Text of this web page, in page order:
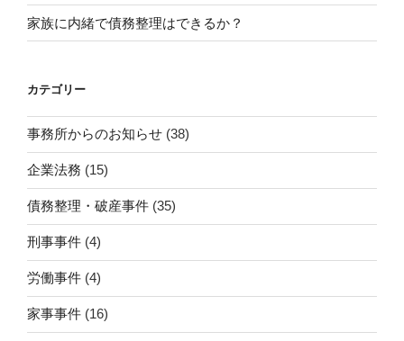
家族に内緒で債務整理はできるか？
カテゴリー
事務所からのお知らせ (38)
企業法務 (15)
債務整理・破産事件 (35)
刑事事件 (4)
労働事件 (4)
家事事件 (16)